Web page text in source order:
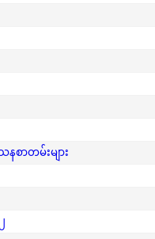
စာတမ်းများ